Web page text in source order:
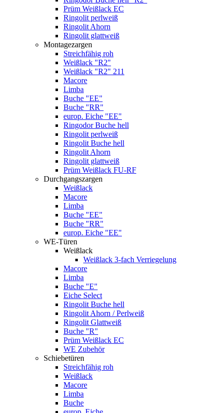
Prüm Weißlack EC
Ringolit perlweiß
Ringolit Ahorn
Ringolit glattweiß
Montagezargen
Streichfähig roh
Weißlack "R2"
Weißlack "R2" 211
Macore
Limba
Buche "EE"
Buche "RR"
europ. Eiche "EE"
Ringodor Buche hell
Ringolit perlweiß
Ringolit Buche hell
Ringolit Ahorn
Ringolit glattweiß
Prüm Weißlack FU-RF
Durchgangszargen
Weißlack
Macore
Limba
Buche "EE"
Buche "RR"
europ. Eiche "EE"
WE-Türen
Weißlack
Weißlack 3-fach Verriegelung
Macore
Limba
Buche "E"
Eiche Select
Ringolit Buche hell
Ringolit Ahorn / Perlweiß
Ringolit Glattweiß
Buche "R"
Prüm Weißlack EC
WE Zubehör
Schiebetüren
Streichfähig roh
Weißlack
Macore
Limba
Buche